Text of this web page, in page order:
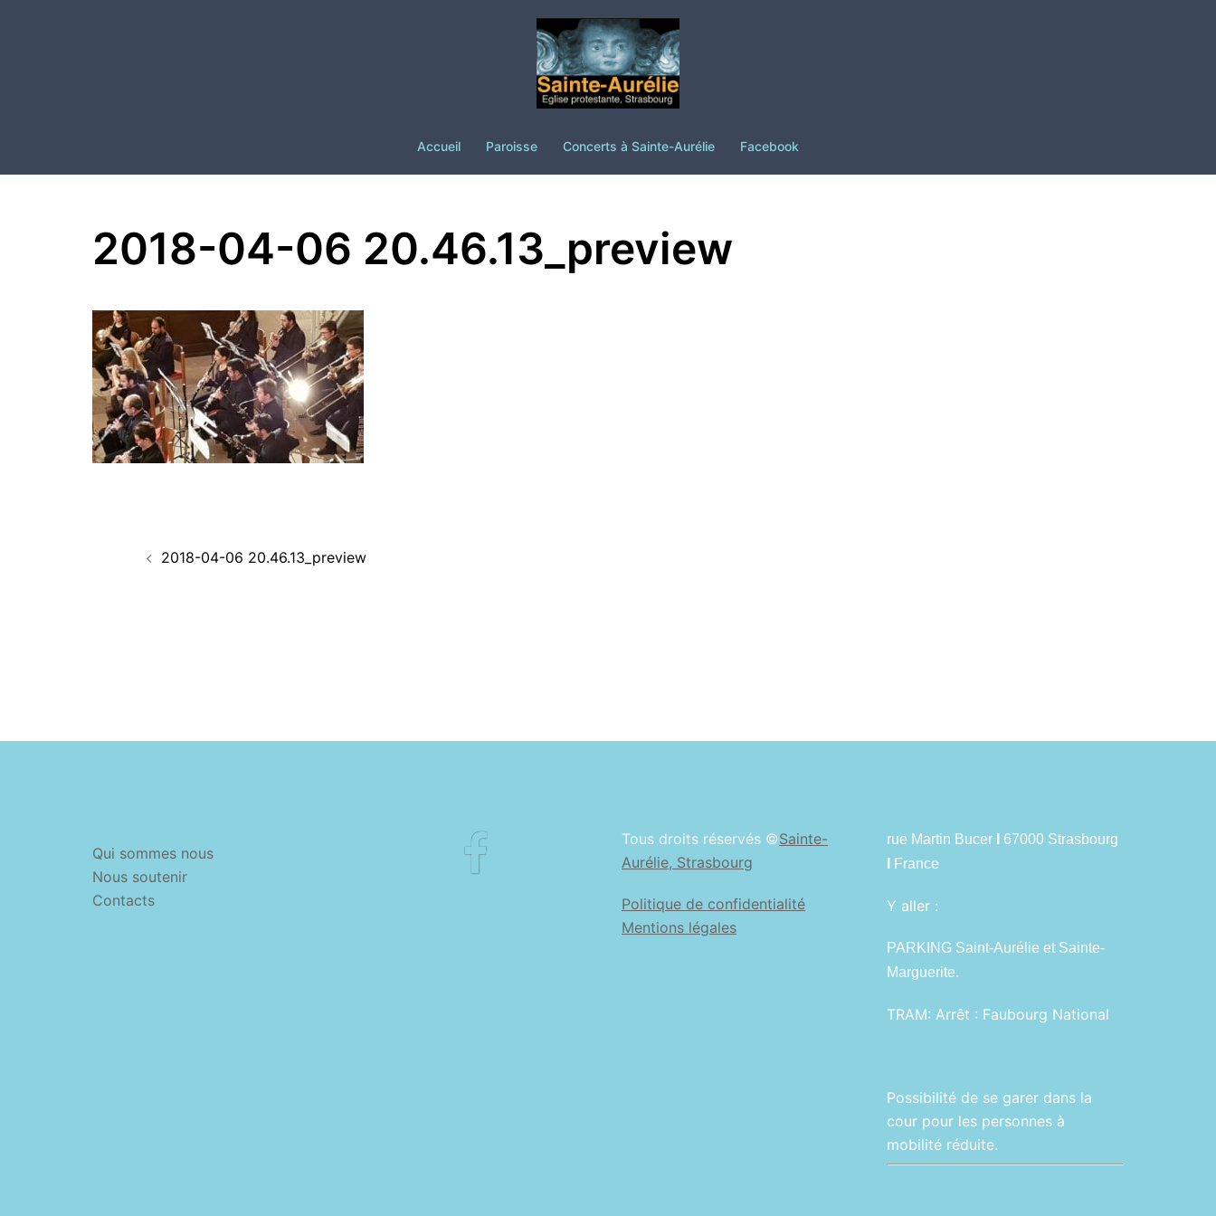
Accueil Paroisse Concerts à Sainte-Aurélie Facebook
2018-04-06 20.46.13_preview
2018-04-06 20.46.13_preview
Qui sommes nous
Nous soutenir
Contacts
Tous droits réservés ©Sainte-
Aurélie, Strasbourg
Politique de confidentialité
Mentions légales
rue Martin Bucer
67000 Strasbourg
France
Y aller :
PARKING Saint-Aurélie et Sainte-
Marguerite.
TRAM: Arrêt : Faubourg National
Possibilité de se garer dans la
cour pour les personnes à
mobilité réduite.